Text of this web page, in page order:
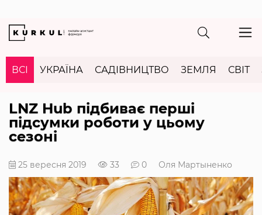
ВСІ УКРАЇНА САДІВНИЦТВО ЗЕМЛЯ СВІТ
LNZ Hub підбиває перші
підсумки роботи у цьому
сезоні
25 вересня 2019 33 0 Оля Мартыненко